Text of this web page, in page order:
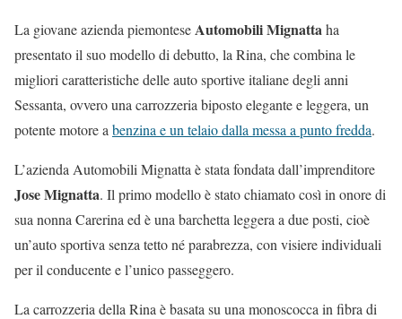
La giovane azienda piemonteseAutomobili Mignattaha
presentato il suo modello di debutto, la Rina, che combina le
migliori caratteristiche delle auto sportive italiane degli anni
Sessanta, ovvero una carrozzeria biposto elegante e leggera, un
potente motore a benzina e un telaio dalla messa a punto fredda.
L’azienda Automobili Mignatta è stata fondata dall’imprenditore
Jose Mignatta. Il primo modello è stato chiamato così in onore di
sua nonna Carerina ed è una barchetta leggera a due posti, cioè
un’auto sportiva senza tetto né parabrezza, con visiere individuali
per il conducente e l’unico passeggero.
La carrozzeria della Rina è basata su una monoscocca in fibra di